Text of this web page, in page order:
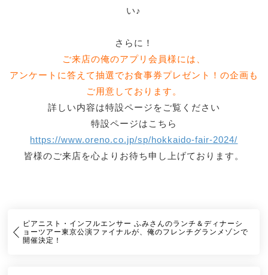
い♪
さらに！
ご来店の俺のアプリ会員様には、
アンケートに答えて抽選でお食事券プレゼント！の企画も
ご用意しております。
詳しい内容は特設ページをご覧ください
特設ページはこちら
https://www.oreno.co.jp/sp/hokkaido-fair-2024/
皆様のご来店を心よりお待ち申し上げております。
ピアニスト・インフルエンサー ふみさんのランチ＆ディナーシ
ョーツアー東京公演ファイナルが、俺のフレンチグランメゾンで
開催決定！